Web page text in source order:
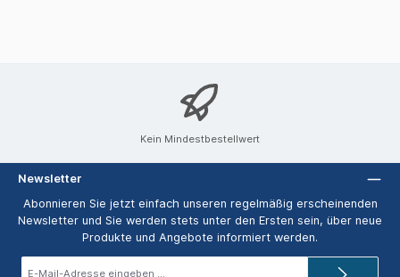
Kein Mindestbestellwert
Newsletter
Abonnieren Sie jetzt einfach unseren regelmäßig erscheinenden
Newsletter und Sie werden stets unter den Ersten sein, über neue
Produkte und Angebote informiert werden.